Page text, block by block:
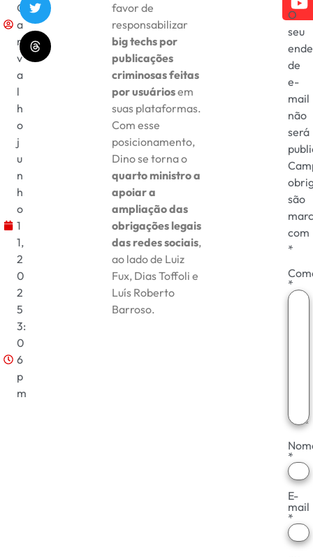
C
a
r
v
a
l
h
o
j
u
n
h
o
1
1,
2
0
2
5
3:
0
6
p
m
favor de
responsabilizar
big techs por
publicações
criminosas feitas
por usuáriosem
suas plataformas.
Com esse
posicionamento,
Dino se torna o
quarto ministro a
apoiar a
ampliação das
obrigações legais
das redes sociais,
ao lado de Luiz
Fux, Dias Toffoli e
Luís Roberto
Barroso.
O
seu
de
e-
mail
não
será
são
com
*
*
*
E-
mail
*